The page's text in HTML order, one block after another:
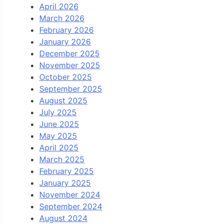
April 2026
March 2026
February 2026
January 2026
December 2025
November 2025
October 2025
September 2025
August 2025
July 2025
June 2025
May 2025
April 2025
March 2025
February 2025
January 2025
November 2024
September 2024
August 2024